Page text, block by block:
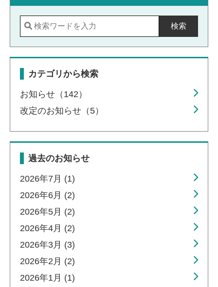
検索
カテゴリから検索
お知らせ（142）
改定のお知らせ（5）
過去のお知らせ
2026年7月 (1)
2026年6月 (2)
2026年5月 (2)
2026年4月 (2)
2026年3月 (3)
2026年2月 (2)
2026年1月 (1)